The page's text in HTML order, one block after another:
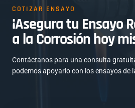
COTIZAR ENSAYO
¡Asegura tu Ensayo
a la Corrosión hoy
Contáctanos para una consulta
podemos apoyarlo con los ensayos de